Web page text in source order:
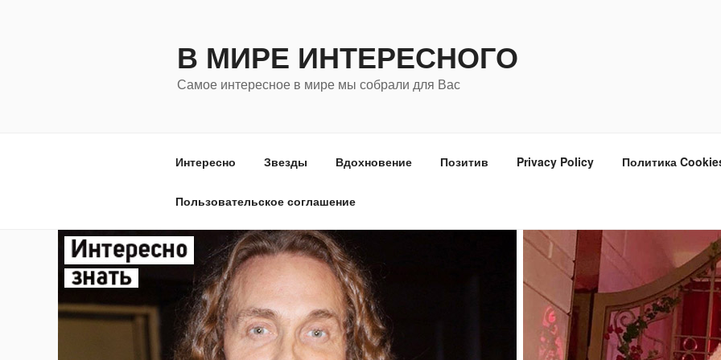
В МИРЕ ИНТЕРЕСНОГО
Самое интересное в мире мы собрали для Вас
Интересно Звезды Вдохновение Позитив Privacy Policy Политика
Пользовательское соглашение